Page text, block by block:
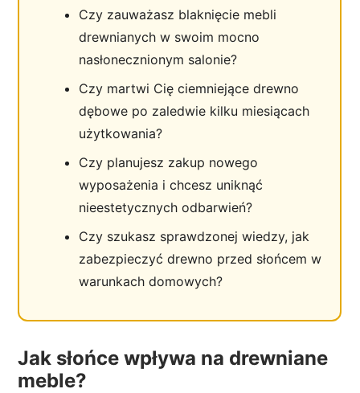
Czy zauważasz blaknięcie mebli
drewnianych w swoim mocno
nasłonecznionym salonie?
Czy martwi Cię ciemniejące drewno
dębowe po zaledwie kilku miesiącach
użytkowania?
Czy planujesz zakup nowego
wyposażenia i chcesz uniknąć
nieestetycznych odbarwień?
Czy szukasz sprawdzonej wiedzy, jak
zabezpieczyć drewno przed słońcem w
warunkach domowych?
Jak słońce wpływa na drewniane
meble?